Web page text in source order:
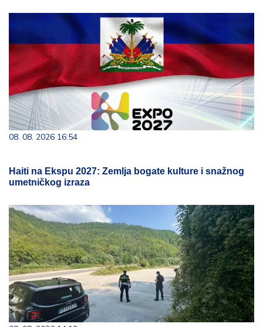
08. 08. 2026 16:54
Haiti na Ekspu 2027: Zemlja bogate kulture i snažnog
umetničkog izraza